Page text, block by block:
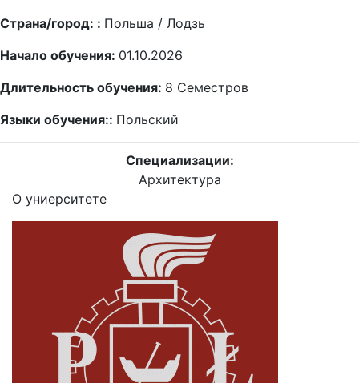
Страна/город: : Польша / Лодзь
Начало обучения: 01.10.2026
Длительность обучения: 8 Семестров
Языки обучения:: Польский
Специализации:
Архитектура
О униерситете